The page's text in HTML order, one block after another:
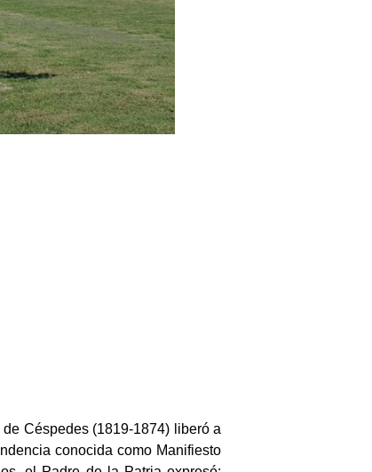
Céspedes (1819-1874) liberó a
conocida como Manifiesto